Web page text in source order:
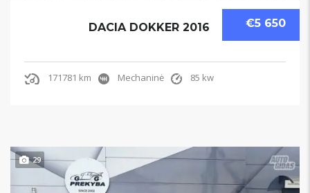
€5 650
DACIA DOKKER 2016
171781 km Mechaninė 85 kw
29